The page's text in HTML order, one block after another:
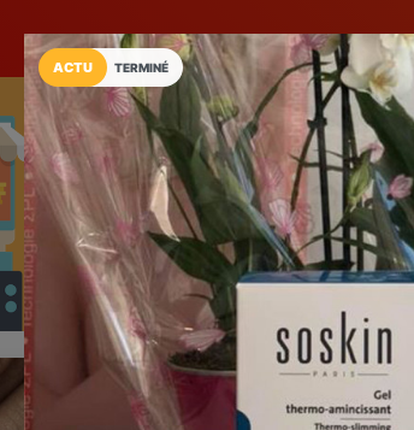
Installez l'App
Téléchargez gratuitement
commerces favoris et ne
Télécharger Plus tard
TERMINÉ
ACTU